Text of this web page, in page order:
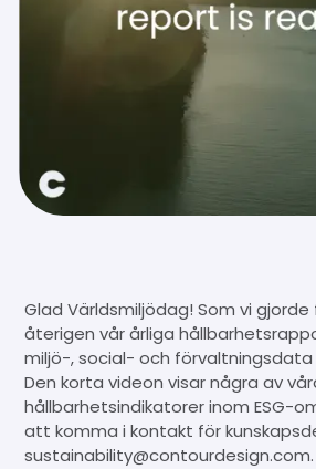
Glad Världsmiljödag! Som vi
återigen vår årliga
miljö-, social- och
Den korta videon visar några av
hållbarhetsindikatorer inom ESG-
att komma i kontakt för
sustainability@contourdesign.com.